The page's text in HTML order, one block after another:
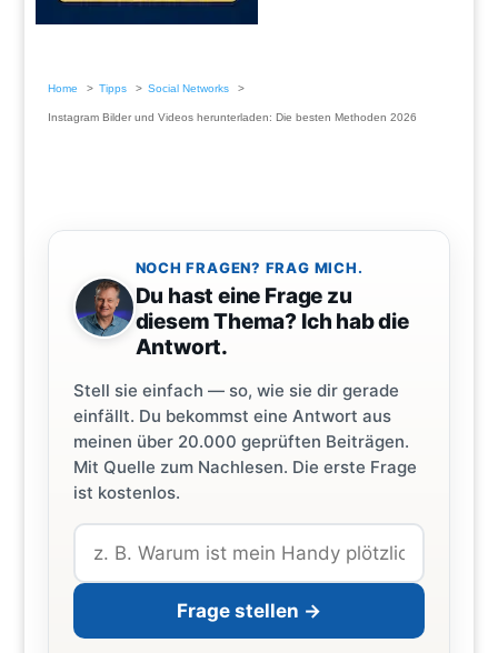
Home Tipps Social Networks
Instagram Bilder und Videos herunterladen: Die besten Methoden 2026
NOCH FRAGEN? FRAG MICH.
Du hast eine Frage zu
diesem Thema? Ich hab die
Antwort.
Stell sie einfach — so, wie sie dir gerade
einfällt. Du bekommst eine Antwort aus
meinen über 20.000 geprüften Beiträgen.
Mit Quelle zum Nachlesen. Die erste Frage
ist kostenlos.
Frage stellen →